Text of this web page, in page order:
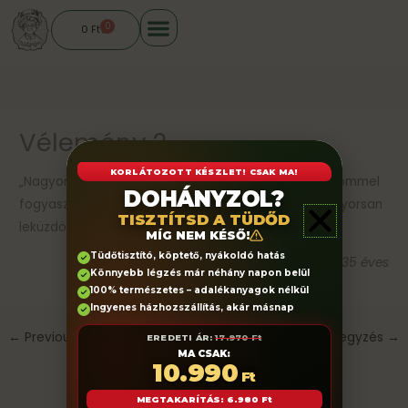
Skip
to
content
0 Ft 0
Cart
Vélemény 2
„Nagyon kellemes ízű a gyerek paszta, és a fiam örömmel
fogyasztja, így az óvodából hazahozott köhögést gyorsan
leküzdöttük.”
K. Ágnes, 35 éves
← Previous Bejegyzés Next Bejegyzés →
KORLÁTOZOTT KÉSZLET! CSAK MA!
DOHÁNYZOL?
TISZTÍTSD A TÜDŐD
MÍG NEM KÉSŐ!
Tüdőtisztító, köptető, nyákoldó hatás
Könnyebb légzés már néhány napon belül
100% természetes – adalékanyagok nélkül
Ingyenes házhozszállítás, akár másnap
EREDETI ÁR:17.970 Ft
MA CSAK:
10.990 Ft
MEGTAKARÍTÁS: 6.980 Ft